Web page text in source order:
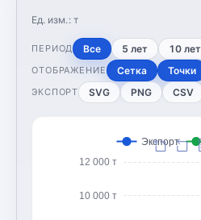
Ед. изм.: т
ПЕРИОД Все 5 лет 10 лет
ОТОБРАЖЕНИЕ Сетка Точки
ЭКСПОРТ SVG PNG CSV
10 000 т
12 000 т
Экспорт